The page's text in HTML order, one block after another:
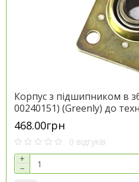
Корпус з підшипником в
00240151) (Greenly) до
AA35646.P
468.00грн
0 відгуків
+
−